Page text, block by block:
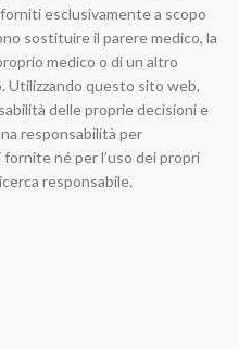
esclusivamente a scopo
sostituire il parere medico, la
medico o di un altro
Utilizzando questo sito web,
delle proprie decisioni e
responsabilità per
né per l’uso dei propri
responsabile.